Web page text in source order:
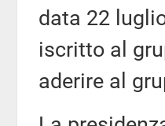
data 22
iscritto al
aderire al